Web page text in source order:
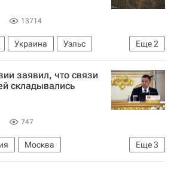
13714
Еще2
Украина
Уэльс
НАТО
заявил, что связи
складывались
747
Еще3
Москва
Садыр Жапаров